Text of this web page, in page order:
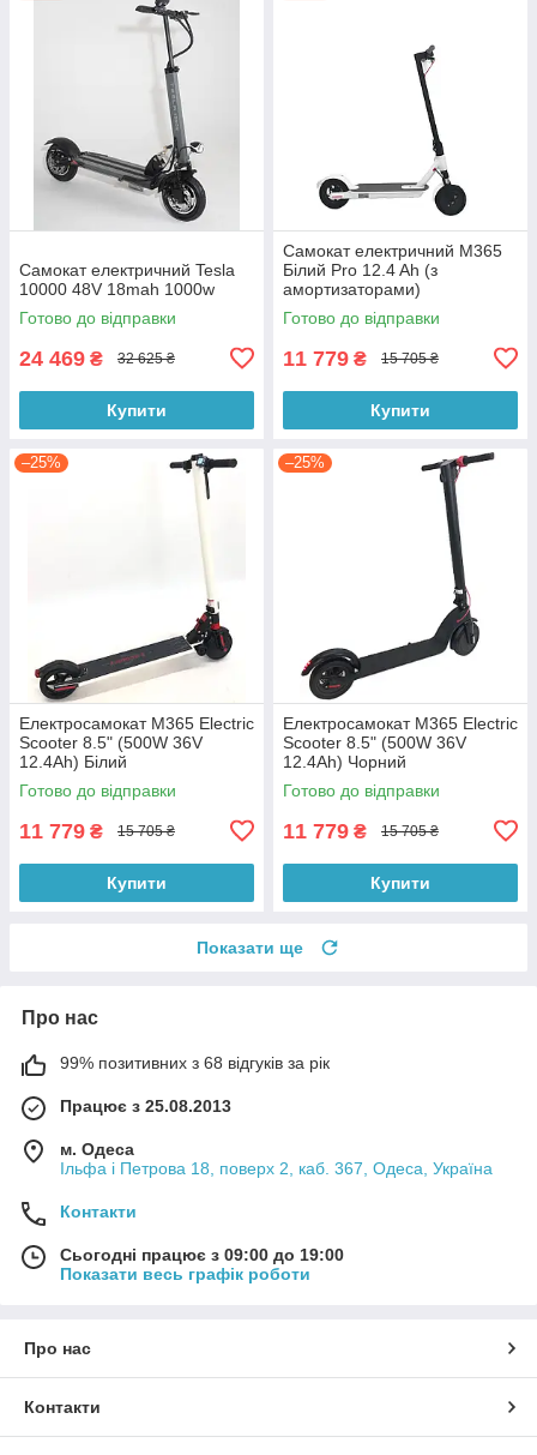
Самокат електричний Tesla
10000 48V 18mah 1000w
Готово до відправки
24 469 ₴ 32 625 ₴
Купити
Самокат електричний M365
Білий Pro 12.4 Ah (з
амортизаторами)
Готово до відправки
11 779 ₴ 15 705 ₴
Купити
–25%
Електросамокат M365 Electric
Scooter 8.5" (500W 36V
12.4Ah) Білий
Готово до відправки
11 779 ₴ 15 705 ₴
Купити
–25%
Електросамокат M365 Electric
Scooter 8.5" (500W 36V
12.4Ah) Чорний
Готово до відправки
11 779 ₴ 15 705 ₴
Купити
Показати ще
Про нас
99% позитивних з 68 відгуків за рік
Працює з 25.08.2013
м. Одеса
Ільфа і Петрова 18, поверх 2, каб. 367, Одеса, Україна
Контакти
Сьогодні працює з 09:00 до 19:00
Показати весь графік роботи
Про нас
Контакти